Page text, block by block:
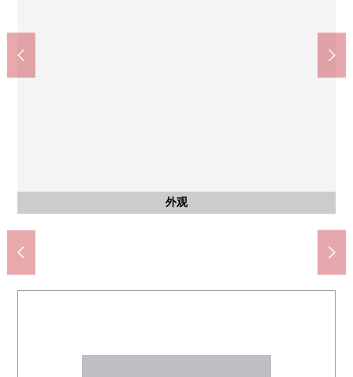
外观
客厅
室内
厨房
公共汽车
收纳
阳台
外观
外观
含有前面道路的外观
含有前面道路的外观
永旺梦乐城大日(约980m)
步行13分钟。
守口八云东邮局(约600m)
步行8分钟。
社会医療法人彩樹守口敬仁会病院(约490m)
步行7分钟。
门真市政府机关(约1120m)
步行14分钟。
门真市立门真hasuhana中学(约970m)
步行13分钟。